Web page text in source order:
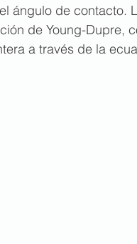
ángulo de contacto.
de Young-Dupre,
a través de la